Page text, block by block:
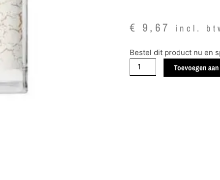
€ 9,67 incl.
Bestel dit product nu en
Lecenté
Nail
Foil
Toevoegen